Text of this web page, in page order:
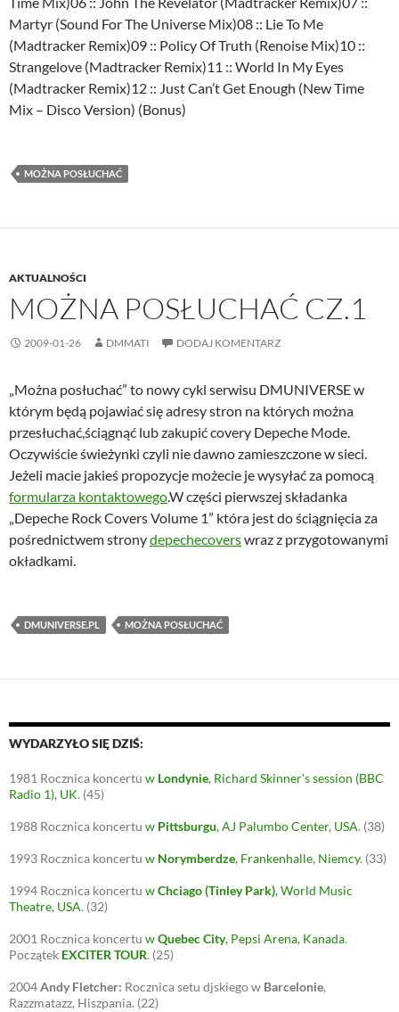
Martyr (Sound For The Universe Mix)08 :: Lie To Me
(Madtracker Remix)09 :: Policy Of Truth (Renoise Mix)10 ::
Strangelove (Madtracker Remix)11 :: World In My Eyes
(Madtracker Remix)12 :: Just Can’t Get Enough (New Time
Mix – Disco Version) (Bonus)
MOŻNA POSŁUCHAĆ
AKTUALNOŚCI
MOŻNA POSŁUCHAĆ CZ.1
2009-01-26 DMMATI DODAJ KOMENTARZ
„Można posłuchać” to nowy cykl serwisu DMUNIVERSE w
którym będą pojawiać się adresy stron na których można
przesłuchać,ściągnąć lub zakupić covery Depeche Mode.
Oczywiście świeżynki czyli nie dawno zamieszczone w sieci.
Jeżeli macie jakieś propozycje możecie je wysyłać za pomocą
formularza kontaktowego.W części pierwszej składanka
„Depeche Rock Covers Volume 1” która jest do ściągnięcia za
pośrednictwem stronydepechecoverswraz z przygotowanymi
okładkami.
DMUNIVERSE.PL MOŻNA POSŁUCHAĆ
WYDARZYŁO SIĘ DZIŚ:
1981 Rocznica koncertu w Londynie, Richard Skinner's session (BBC
Radio 1), UK. (45)
1988 Rocznica koncertu w Pittsburgu, AJ Palumbo Center, USA. (38)
1993 Rocznica koncertu w Norymberdze, Frankenhalle, Niemcy. (33)
1994 Rocznica koncertu wChciago (Tinley Park), World Music
Theatre, USA. (32)
2001 Rocznica koncertu wQuebec City, Pepsi Arena, Kanada.
Początek EXCITER TOUR. (25)
2004Andy Fletcher: Rocznica setu djskiego w Barcelonie,
Razzmatazz, Hiszpania. (22)